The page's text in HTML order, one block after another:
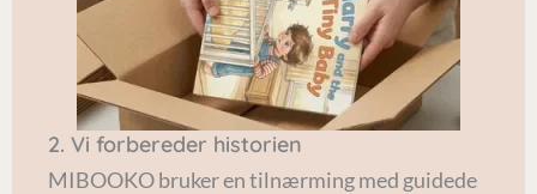
2. Vi forbereder historien
MIBOOKO bruker en tilnærming med guidede